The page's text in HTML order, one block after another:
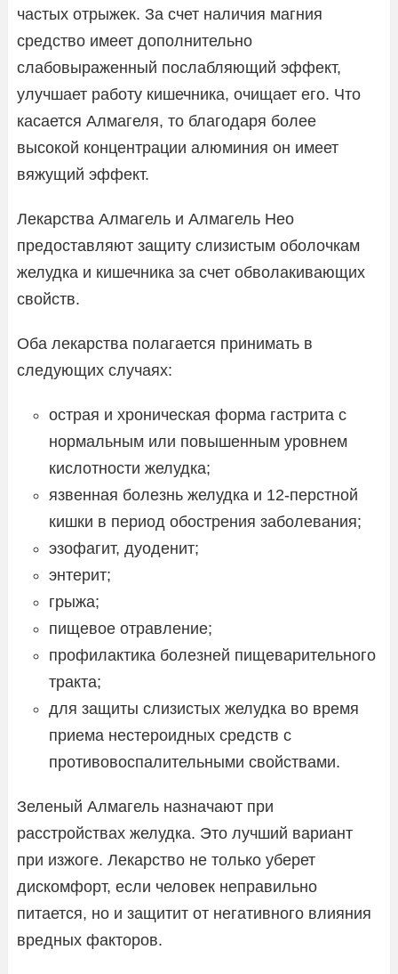
частых отрыжек. За счет наличия магния
средство имеет дополнительно
слабовыраженный послабляющий эффект,
улучшает работу кишечника, очищает его. Что
касается Алмагеля, то благодаря более
высокой концентрации алюминия он имеет
вяжущий эффект.
Лекарства Алмагель и Алмагель Нео
предоставляют защиту слизистым оболочкам
желудка и кишечника за счет обволакивающих
свойств.
Оба лекарства полагается принимать в
следующих случаях:
острая и хроническая форма гастрита с
нормальным или повышенным уровнем
кислотности желудка;
язвенная болезнь желудка и 12-перстной
кишки в период обострения заболевания;
эзофагит, дуоденит;
энтерит;
грыжа;
пищевое отравление;
профилактика болезней пищеварительного
тракта;
для защиты слизистых желудка во время
приема нестероидных средств с
противовоспалительными свойствами.
Зеленый Алмагель назначают при
расстройствах желудка. Это лучший вариант
при изжоге. Лекарство не только уберет
дискомфорт, если человек неправильно
питается, но и защитит от негативного влияния
вредных факторов.